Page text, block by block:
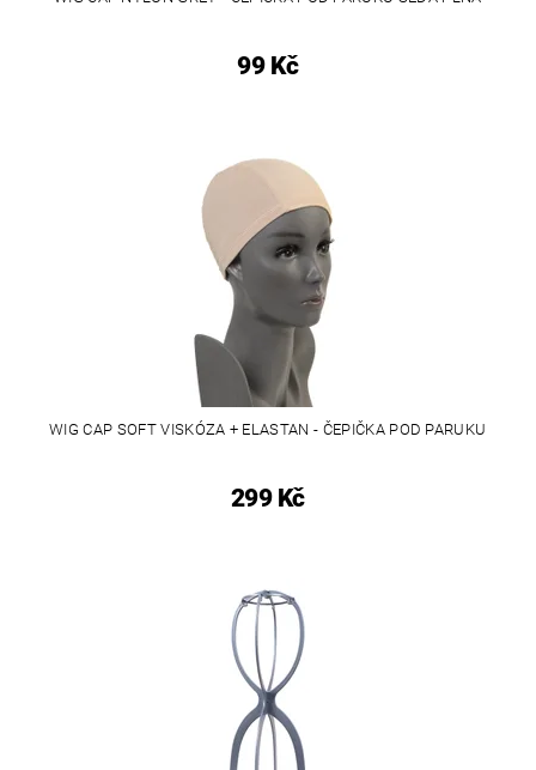
99 Kč
WIG CAP SOFT VISKÓZA + ELASTAN - ČEPIČKA POD PARUKU
299 Kč